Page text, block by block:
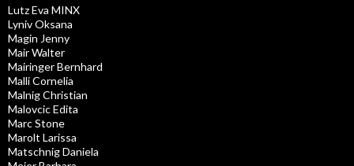
Lutz Eva MINX
Lyniv Oksana
Magin Jenny
Mair Walter
Mairinger Bernhard
Malli Cornelia
Malnig Christian
Malovcic Edita
Marc Stone
Marolt Larissa
Matschnig Daniela